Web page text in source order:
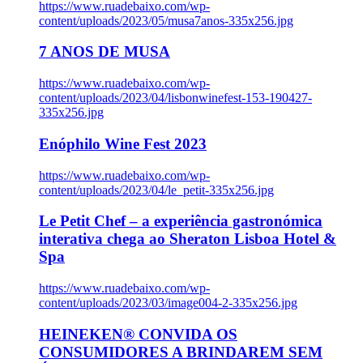
https://www.ruadebaixo.com/wp-
content/uploads/2023/05/musa7anos-335x256.jpg
7 ANOS DE MUSA
https://www.ruadebaixo.com/wp-
content/uploads/2023/04/lisbonwinefest-153-190427-
335x256.jpg
Enóphilo Wine Fest 2023
https://www.ruadebaixo.com/wp-
content/uploads/2023/04/le_petit-335x256.jpg
Le Petit Chef – a experiência gastronómica
interativa chega ao Sheraton Lisboa Hotel &
Spa
https://www.ruadebaixo.com/wp-
content/uploads/2023/03/image004-2-335x256.jpg
HEINEKEN® CONVIDA OS
CONSUMIDORES A BRINDAREM SEM